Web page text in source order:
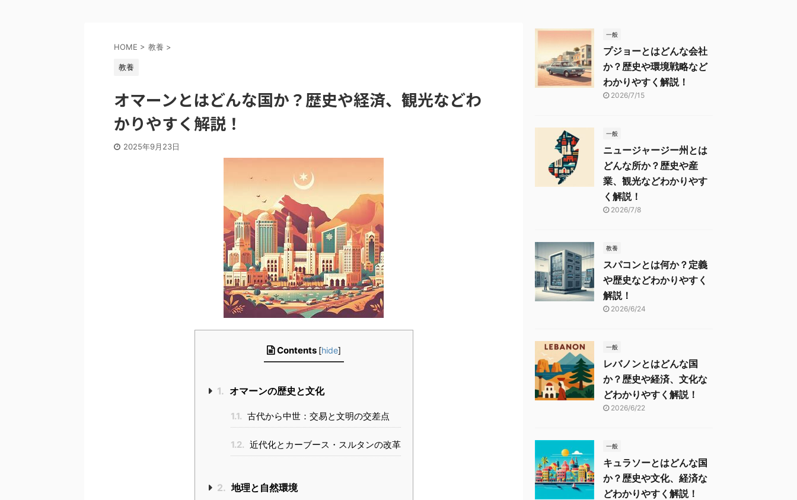
HOME > 教養 >
教養
オマーンとはどんな国か？歴史や経済、観光などわ
かりやすく解説！
2025年9月23日
Contents [hide]
1. オマーンの歴史と文化
1.1. 古代から中世：交易と文明の交差点
1.2. 近代化とカーブース・スルタンの改革
2. 地理と自然環境
一般
プジョーとはどんな会社
か？歴史や環境戦略など
わかりやすく解説！
2026/7/15
一般
ニュージャージー州とは
どんな所か？歴史や産
業、観光などわかりやす
く解説！
2026/7/8
教養
スパコンとは何か？定義
や歴史などわかりやすく
解説！
2026/6/24
一般
レバノンとはどんな国
か？歴史や経済、文化な
どわかりやすく解説！
2026/6/22
一般
キュラソーとはどんな国
か？歴史や文化、経済な
どわかりやすく解説！